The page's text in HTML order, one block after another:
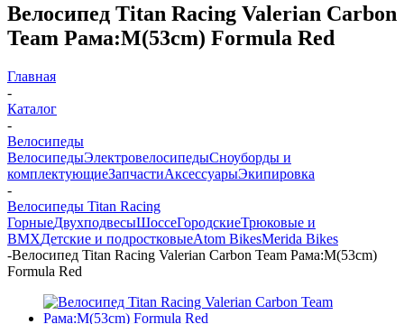
Велосипед Titan Racing Valerian Carbon
Team Рама:M(53cm) Formula Red
Главная
-
Каталог
-
Велосипеды
ВелосипедыЭлектровелосипедыCноуборды и
комплектующиеЗапчастиАксессуарыЭкипировка
-
Велосипеды Titan Racing
ГорныеДвухподвесыШоссеГородскиеТрюковые и
BMXДетские и подростковыеAtom BikesMerida Bikes
-Велосипед Titan Racing Valerian Carbon Team Рама:M(53cm)
Formula Red